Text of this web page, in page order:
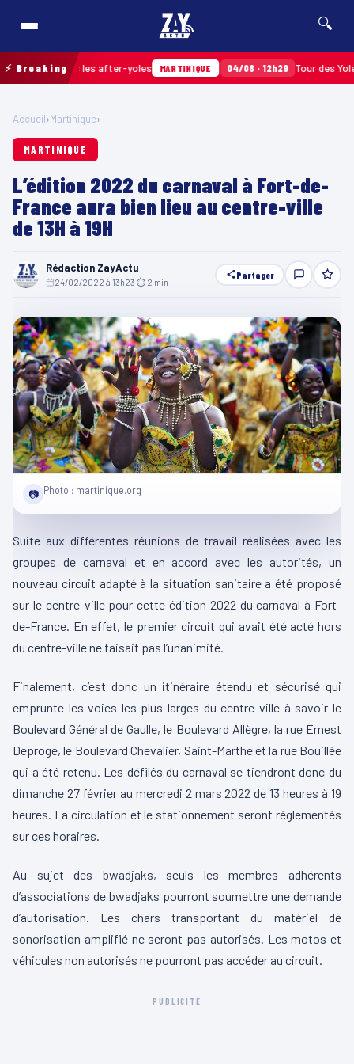
🔍
⚡ Breaking
après les after-yoles MARTINIQUE 04/08 · 12h29 Tour des Yoles et
Accueil›Martinique›
MARTINIQUE
L’édition 2022 du carnaval à Fort-de-
France aura bien lieu au centre-ville
de 13H à 19H
Rédaction ZayActu
24/02/2022 à 13h23 ⏱ 2 min
Partager
📷 Photo : martinique.org
Suite aux différentes réunions de travail réalisées avec les
groupes de carnaval et en accord avec les autorités, un
nouveau circuit adapté à la situation sanitaire a été proposé
sur le centre-ville pour cette édition 2022 du carnaval à Fort-
de-France. En effet, le premier circuit qui avait été acté hors
du centre-ville ne faisait pas l’unanimité.
Finalement, c’est donc un itinéraire étendu et sécurisé qui
emprunte les voies les plus larges du centre-ville à savoir le
Boulevard Général de Gaulle, le Boulevard Allègre, la rue Ernest
Deproge, le Boulevard Chevalier, Saint-Marthe et la rue Bouillée
qui a été retenu. Les défilés du carnaval se tiendront donc du
dimanche 27 février au mercredi 2 mars 2022 de 13 heures à 19
heures. La circulation et le stationnement seront réglementés
sur ces horaires.
Au sujet des bwadjaks, seuls les membres adhérents
d’associations de bwadjaks pourront soumettre une demande
d’autorisation. Les chars transportant du matériel de
sonorisation amplifié ne seront pas autorisés. Les motos et
véhicules non autorisés ne pourront pas accéder au circuit.
PUBLICITÉ